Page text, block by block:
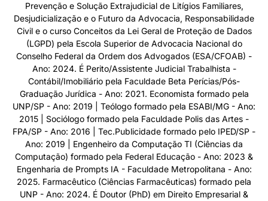
Prevenção e Solução Extrajudicial de Litígios Familiares,
Desjudicialização e o Futuro da Advocacia, Responsabilidade
Civil e o curso Conceitos da Lei Geral de Proteção de Dados
(LGPD) pela Escola Superior de Advocacia Nacional do
Conselho Federal da Ordem dos Advogados (ESA/CFOAB) -
Ano: 2024. É Perito/Assistente Judicial Trabalhista -
Contábil/Imobiliário pela Faculdade Beta Perícias/Pós-
Graduação Jurídica - Ano: 2021. Economista formado pela
UNP/SP - Ano: 2019 | Teólogo formado pela ESABI/MG - Ano:
2015 | Sociólogo formado pela Faculdade Polis das Artes -
FPA/SP - Ano: 2016 | Tec.Publicidade formado pelo IPED/SP -
Ano: 2019 | Engenheiro da Computação TI (Ciências da
Computação) formado pela Federal Educação - Ano: 2023 &
Engenharia de Prompts IA - Faculdade Metropolitana - Ano:
2025. Farmacêutico (Ciências Farmacêuticas) formado pela
UNP - Ano: 2024. É Doutor (PhD) em Direito Empresarial &